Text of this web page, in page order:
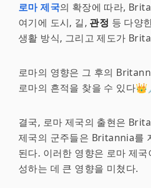
로마 제국의 확장에 따라,
여기에 도시, 길, 관정 등 다양
생활 방식, 그리고 제도가
로마의 영향은 그 후의
로마의 흔적을 찾을 수 있다
결국, 로마 제국의 출현은
제국의 군주들은 Britannia를
된다. 이러한 영향은 로마 제
성하는 데 큰 영향을 미쳤다.